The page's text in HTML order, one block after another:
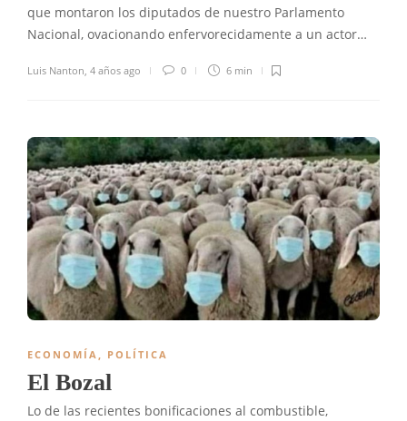
que montaron los diputados de nuestro Parlamento
Nacional, ovacionando enfervorecidamente a un actor…
Luis Nanton, 4 años ago 0 6 min
ECONOMÍA, POLÍTICA
El Bozal
Lo de las recientes bonificaciones al combustible,